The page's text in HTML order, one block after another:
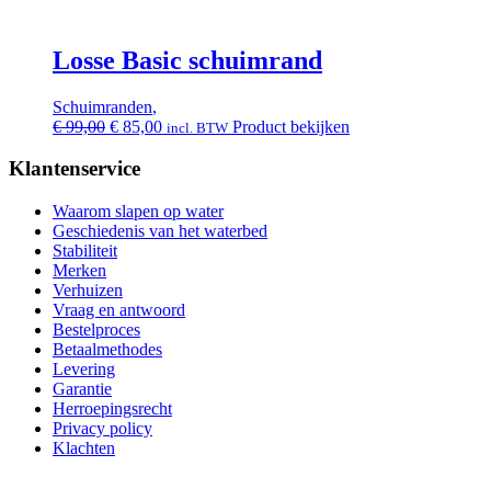
Losse Basic schuimrand
Schuimranden,
€99,00 Oorspronkelijke
was:
€ 85,00Huidige
incl. BTW Product bekijken
Klantenservice
Waarom slapen op water
Geschiedenis van het waterbed
Stabiliteit
Merken
Verhuizen
Vraag en antwoord
Bestelproces
Betaalmethodes
Levering
Garantie
Herroepingsrecht
Privacy policy
Klachten